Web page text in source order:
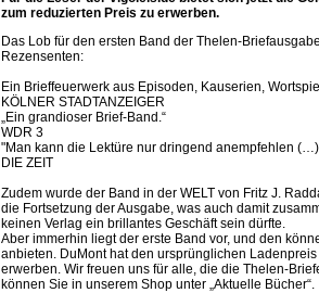
zum reduzierten Preis zu erwerben.
Das Lob für den ersten Band der Thelen-
Rezensenten:
Ein Brieffeuerwerk aus Episoden, Kauserien,
KÖLNER STADTANZEIGER
„Ein grandioser Brief-Band.“
WDR 3
"Man kann die Lektüre nur dringend anempfehlen
DIE ZEIT
Zudem wurde der Band in der WELT von Fritz J.
die Fortsetzung der Ausgabe, was auch damit
keinen Verlag ein brillantes Geschäft sein dürfte.
Aber immerhin liegt der erste Band vor, und den
anbieten. DuMont hat den ursprünglichen
erwerben. Wir freuen uns für alle, die die Thelen-
können Sie in unserem Shop unter „Aktuelle Bücher“.